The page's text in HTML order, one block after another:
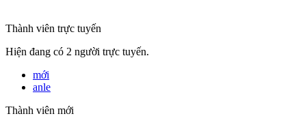
Thành viên trực tuyến
Hiện đang có 2 người trực tuyến.
mới
anle
Thành viên mới